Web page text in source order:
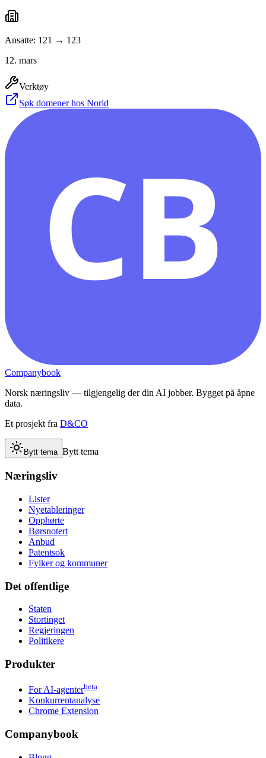
Ansatte: 121 → 123
12. mars
Verktøy
Søk domener hos Norid
CB
Companybook
Norsk næringsliv — tilgjengelig der din AI jobber. Bygget på åpne
data.
Et prosjekt fra D&CO
Bytt tema Bytt tema
Næringsliv
Lister
Nyetableringer
Opphørte
Børsnotert
Anbud
Patentsok
Fylker og kommuner
Det offentlige
Staten
Stortinget
Regjeringen
Politikere
Produkter
For AI-agenterbeta
Konkurrentanalyse
Chrome Extension
Companybook